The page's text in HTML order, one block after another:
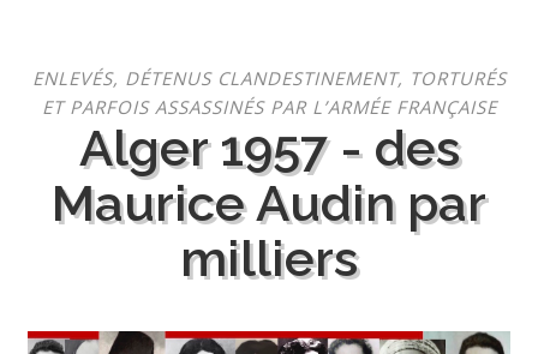
contenu
ENLEVÉS, DÉTENUS CLANDESTINEMENT, TORTURÉS
ET PARFOIS ASSASSINÉS PAR L’ARMÉE FRANÇAISE
Alger 1957 - des
Maurice Audin par
milliers